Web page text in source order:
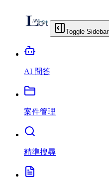
Toggle Sidebar
AI 問答
案件管理
精準搜尋